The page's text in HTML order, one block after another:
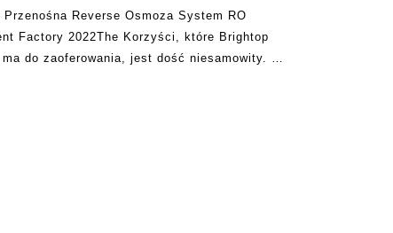
Reverse Osmoza System RO
Factory 2022The Korzyści, które Brightop
do zaoferowania, jest dość niesamowity. W